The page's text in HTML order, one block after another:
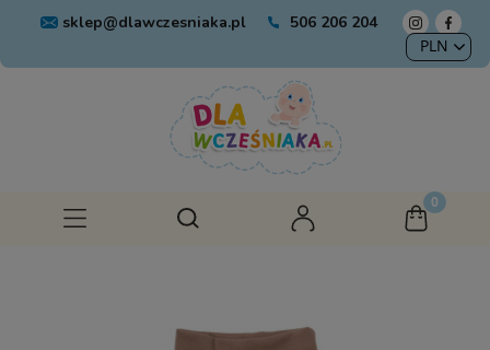
sklep@dlawczesniaka.pl 506 206 204